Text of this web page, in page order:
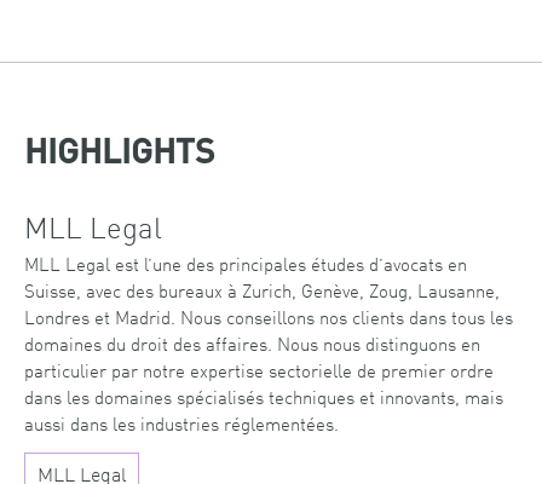
HIGHLIGHTS
MLL Legal
MLL Legal est l’une des principales études d’avocats en
Suisse, avec des bureaux à Zurich, Genève, Zoug, Lausanne,
Londres et Madrid. Nous conseillons nos clients dans tous les
domaines du droit des affaires. Nous nous distinguons en
particulier par notre expertise sectorielle de premier ordre
dans les domaines spécialisés techniques et innovants, mais
aussi dans les industries réglementées.
MLL Legal